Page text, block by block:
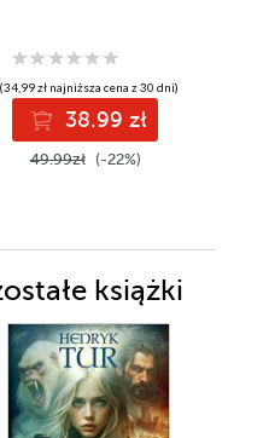
(34,99 zł najniższa cena z 30 dni)
38.99 zł
49.99zł (-22%)
książki